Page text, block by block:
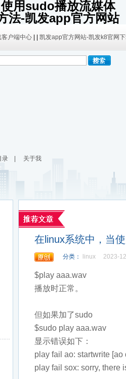
用sudo播放流媒体
法-凯发app官方网站
户端中心 凯发app官方网站-凯发k8官网
暂停博客使用
布内容！
录 关于我
在linux系统中，当
分类： linux 2023-
$play aaa.wav
播放时正常。
但如果加了sudo
$sudo play aaa.wav
显示错误如下：
play fail ao: startwrite
play fail sox: sorry, there